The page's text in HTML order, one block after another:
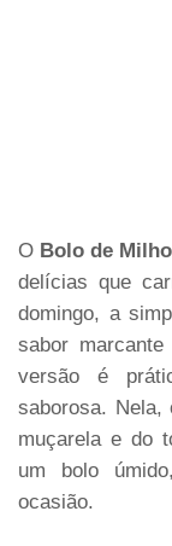
O Bolo de
delícias que
domingo, a
sabor
versão é
saborosa. Nela,
muçarela e do
um bolo
ocasião.